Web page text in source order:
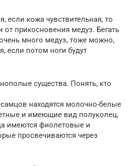
кожа чувствительная, то
прикосновения медуз. Бегать
много медуз, тоже можно,
если потом ноги будут
существа. Понять, кто
находятся молочно-белые
и имеющие вид полуколец,
имеются фиолетовые и
просвечиваются через